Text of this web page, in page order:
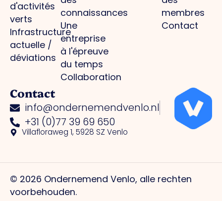
d'activités
verts
Infrastructure
actuelle /
déviations
connaissances
Une
entreprise
à l'épreuve
du temps
Collaboration
membres
Contact
Contact
info@ondernemendvenlo.nl
+31 (0)77 39 69 650
Villafloraweg 1, 5928 SZ Venlo
© 2026 Ondernemend Venlo, alle rechten
voorbehouden.